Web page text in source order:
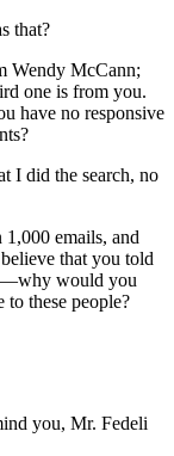
that?
Wendy McCann;
one is from you.
have no responsive
I did the search, no
1,000 emails, and
that you told
would you
to these people?
you, Mr. Fedeli